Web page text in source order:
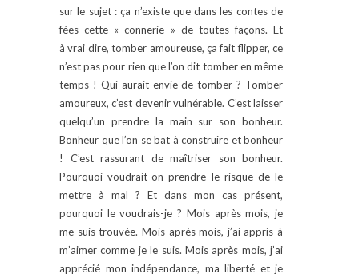
sur le sujet : ça n’existe que dans les contes de
fées cette « connerie » de toutes façons. Et
à vrai dire, tomber amoureuse, ça fait flipper, ce
n’est pas pour rien que l’on dit tomber en même
temps ! Qui aurait envie de tomber ? Tomber
amoureux, c’est devenir vulnérable. C’est laisser
quelqu’un prendre la main sur son bonheur.
Bonheur que l’on se bat à construire et bonheur
! C’est rassurant de maîtriser son bonheur.
Pourquoi voudrait-on prendre le risque de le
mettre à mal ? Et dans mon cas présent,
pourquoi le voudrais-je ? Mois après mois, je
me suis trouvée. Mois après mois, j’ai appris à
m’aimer comme je le suis. Mois après mois, j’ai
apprécié mon indépendance, ma liberté et je